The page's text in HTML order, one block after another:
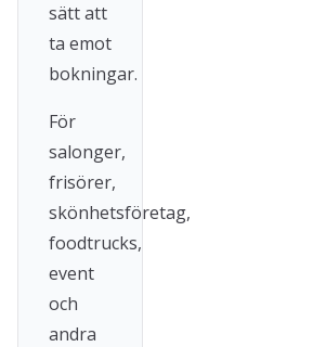
sätt att
ta emot
bokningar.
För
salonger,
frisörer,
skönhetsföretag,
foodtrucks,
event
och
andra